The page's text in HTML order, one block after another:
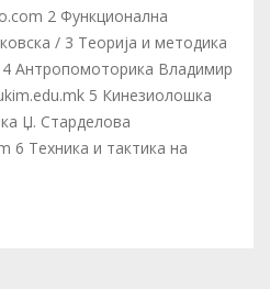
2 Функционална
/ 3 Теорија и методика
Антропомоторика Владимир
5 Кинезиолошка
Џ. Старделова
6 Техника и тактика на